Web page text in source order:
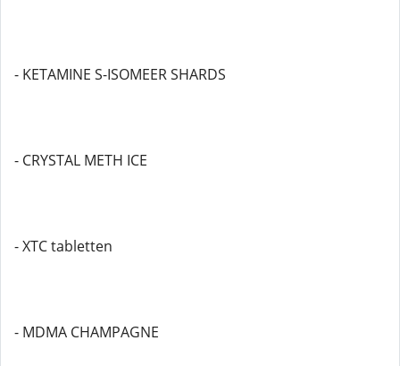
- KETAMINE S-ISOMEER SHARDS
- CRYSTAL METH ICE
- XTC tabletten
- MDMA CHAMPAGNE